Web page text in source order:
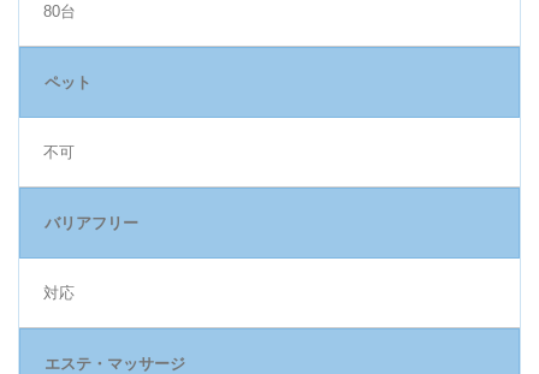
80台
ペット
不可
バリアフリー
対応
エステ・マッサージ